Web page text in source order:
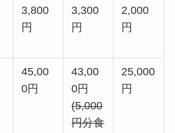
3,800
円
3,300
円
2,000
円
45,00
0円
43,00
0円
(5,000
円分食
25,000
円